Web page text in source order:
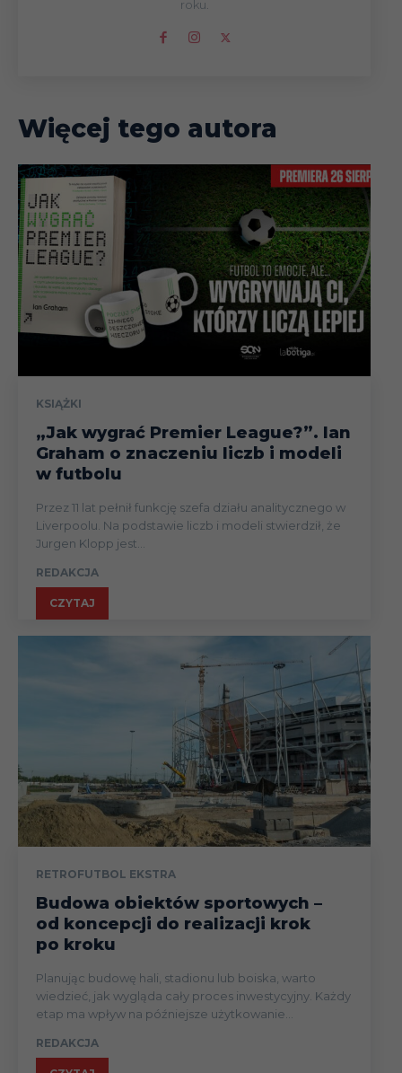
roku.
Więcej tego autora
KSIĄŻKI
„Jak wygrać Premier League?”. Ian
Graham o znaczeniu liczb i modeli
w futbolu
Przez 11 lat pełnił funkcję szefa działu analitycznego w
Liverpoolu. Na podstawie liczb i modeli stwierdził, że
Jurgen Klopp jest...
REDAKCJA
CZYTAJ
RETROFUTBOL EKSTRA
Budowa obiektów sportowych –
od koncepcji do realizacji krok
po kroku
Planując budowę hali, stadionu lub boiska, warto
wiedzieć, jak wygląda cały proces inwestycyjny. Każdy
etap ma wpływ na późniejsze użytkowanie...
REDAKCJA